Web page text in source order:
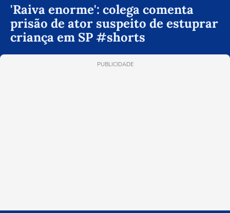
'Raiva enorme': colega comenta
prisão de ator suspeito de estuprar
criança em SP #shorts
PUBLICIDADE